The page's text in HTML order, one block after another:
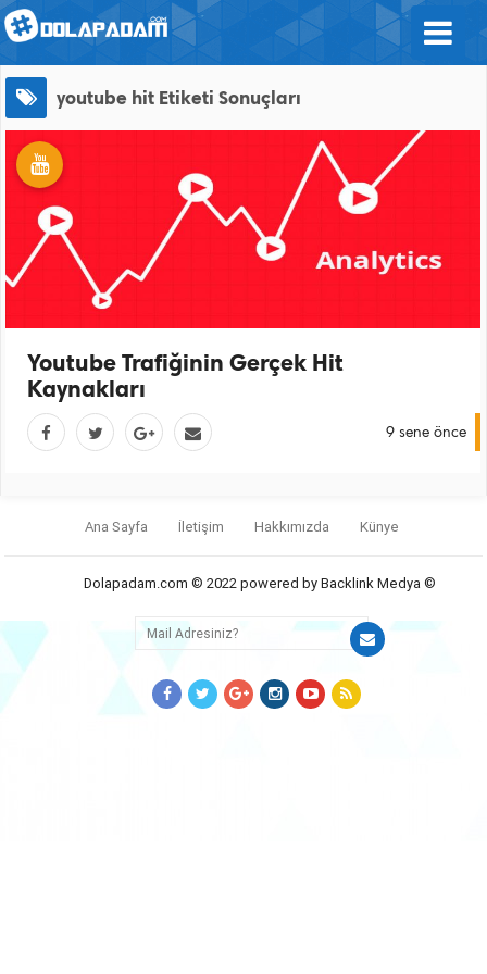
youtube hit Etiketi Sonuçları
Youtube Trafiğinin Gerçek Hit
Kaynakları
9 sene önce
Ana Sayfa İletişim Hakkımızda Künye
Dolapadam.com © 2022 powered by Backlink Medya ©